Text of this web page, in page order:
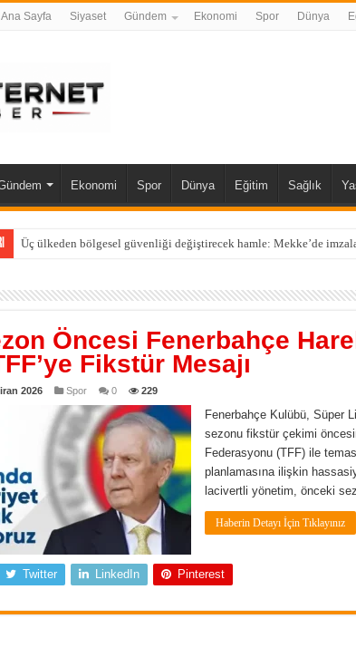
Ana Sayfa Siyaset Gündem Ekonomi Spor Dünya
Ekonomi Spor Dünya Eğitim Sağlık
Üç ülkeden bölgesel güvenliği değiştirecek hamle: Mekke’de
Öncesi Fenerbahçe
Fikstür Mesajı
2026 Spor 0 229
Fenerbahçe Kulübü, Süper
sezonu fikstür çekimi
Federasyonu (TFF) ile
planlamasına ilişkin
lacivertli yönetim, önceki
Haberin Detayı İçin Tıklayınız
Twitter LinkedIn Pinterest